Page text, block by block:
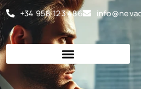
Ir
al
contenido
+34 958 123 486